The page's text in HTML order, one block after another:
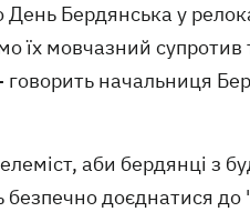
Бердянська у
їх мовчазний
начальниця
аби бердянці з
безпечно доєднатися